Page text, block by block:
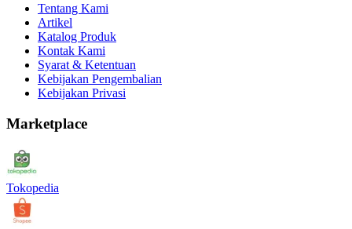
Tentang Kami
Artikel
Katalog Produk
Kontak Kami
Syarat & Ketentuan
Kebijakan Pengembalian
Kebijakan Privasi
Marketplace
Tokopedia